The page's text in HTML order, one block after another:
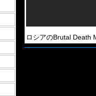
ロシアのBrutal Death